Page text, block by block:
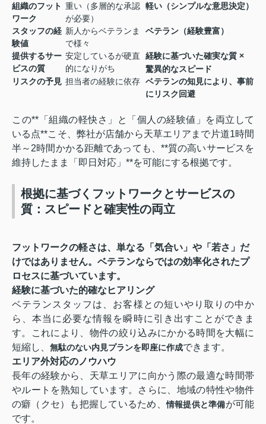
組織のフット
ワーク
重い（多層的な承認
が必要）
軽い（シンプルな意思決定）
スタッフの経
験値
新人からベテランま
で様々
ベテラン（経験豊富）
提供するサー
ビスの質
安定しているが硬直
的になりがち
経験に基づいた確実な質 ×
驚異的なスピード
リスクの予見 担当者の経験に依存 ベテランの知見により、事前
にリスク回避
この**「組織の軽快さ」と「個人の経験値」を両立して
いる点**こそ、弊社が店舗から天草エリアまで片道1時間
半～2時間かかる距離であっても、**質の高いサービスを
維持したまま「即日対応」**を可能にする根拠です。
根拠に基づくフットワークとサービスの
質：スピードと確実性の両立
フットワークの軽さは、単なる「気合い」や「若さ」だ
けではありません。 ベテランならではの効率化されたプ
ロセスに基づいています。
経験に基づいた的確なヒアリング
ベテランスタッフは、お客様との短いやり取りの中か
ら、本当に必要な情報を瞬時に引き出すことができま
す。これにより、物件の絞り込みにかかる時間を大幅に
短縮し、 無駄のない内見プランを即座に作成できます。
エリア外対応のノウハウ
長年の経験から、天草エリアに向かう際の最適な時間帯
やルートを熟知しています。さらに、地域の特性や物件
の癖（クセ）も把握しているため、情報提供と準備が可能
です。